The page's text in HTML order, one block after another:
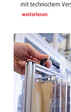
mit technischem
weiterlesen